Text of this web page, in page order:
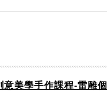
美學手作課程-雷雕